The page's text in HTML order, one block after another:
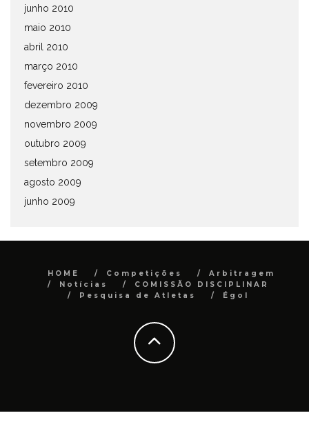
junho 2010
maio 2010
abril 2010
março 2010
fevereiro 2010
dezembro 2009
novembro 2009
outubro 2009
setembro 2009
agosto 2009
junho 2009
HOME Competições
Arbitragem
Notícias
COMISSÃO DISCIPLINAR
Pesquisa de Atletas
Égol